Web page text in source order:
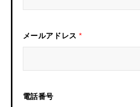
メールアドレス*
電話番号